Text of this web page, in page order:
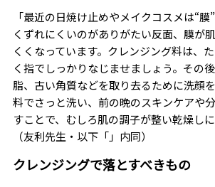
「最近の日焼け止めやメイクコスメは“膜
くずれにくいのがありがたい反面、膜が
くくなっています。クレンジング料は、
く指でしっかりなじませましょう。その
脂、古い角質などを取り去るために洗顔
料でさっと洗い、前の晩のスキンケアや
すことで、むしろ肌の調子が整い乾燥し
（友利先生・以下「」内同）
クレンジングで落とすべきもの